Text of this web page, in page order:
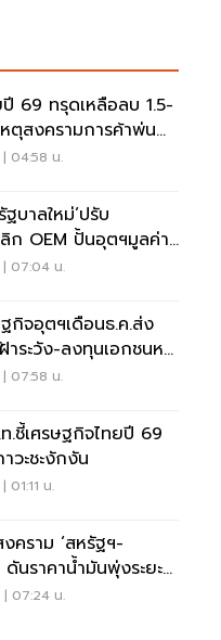
69 ทรุดเหลือลบ 1.5-
ตุสงครามการค้าพ่น
04:58 น.
ฐบาลใหม่’ปรับ
ลิก OEM ปั้นอุตฯมูลค่า
| 07:04 น.
กิจอุตฯเดือนธ.ค.ส่ง
ะวัง-ลงทุนเอกชนหด
07:58 น.
ท.ชี้เศรษฐกิจไทยปี 69
วะชะงักงัน
01:11 น.
คราม ‘สหรัฐฯ-
ดันราคาน้ำมันพุ่งระยะ
| 07:24 น.